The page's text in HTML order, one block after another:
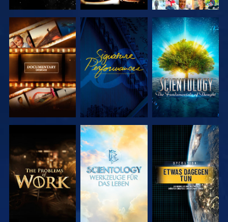
SERIE
ENTDECKEN
ANSEHEN
SERIE
ENTDECKEN
SERIE
ENTDECKEN
SERIE
ENTDECKEN
ANSEHEN